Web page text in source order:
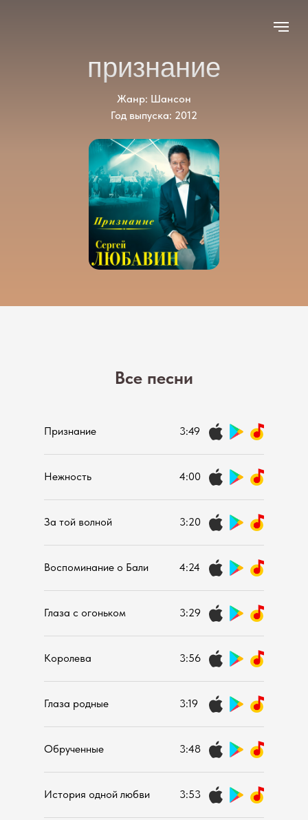
признание
Жанр: Шансон
Год выпуска: 2012
Все песни
Признание 3:49
Нежность 4:00
За той волной 3:20
Воспоминание о Бали 4:24
Глаза с огоньком 3:29
Королева 3:56
Глаза родные 3:19
Обрученные 3:48
История одной любви 3:53